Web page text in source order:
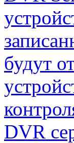
будут
DVR